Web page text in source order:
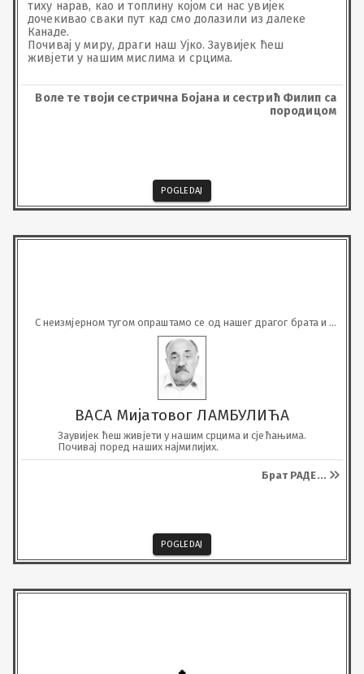
тиху нарав, као и топлину којом си нас увијек
дочекивао сваки пут кад смо долазили из далеке
Канаде.
Почивај у миру, драги наш Ујко. Заувијек ћеш
живјети у нашим мислима и срцима.
Воле те твоји сестрична Бојана и сестрић Филип са
породицом
POGLEDAJ
С неизмјерном тугом опраштамо се од нашег драгог брата и
стрица
ВАСА Мијатовог ЛАМБУЛИЋА
Заувијек ћеш живјети у нашим срцима и сјећањима.
Почивај поред наших најмилијих.
Брат РАДЕ...
POGLEDAJ